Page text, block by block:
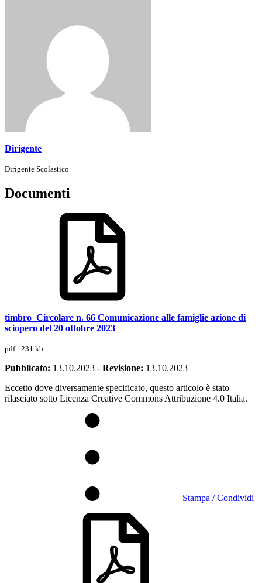
Dirigente
Dirigente Scolastico
Documenti
timbro_Circolare n. 66 Comunicazione alle famiglie azione di
sciopero del 20 ottobre 2023
pdf - 231 kb
Pubblicato: 13.10.2023 - Revisione: 13.10.2023
Eccetto dove diversamente specificato, questo articolo è stato
rilasciato sotto Licenza Creative Commons Attribuzione 4.0 Italia.
Stampa / Condividi